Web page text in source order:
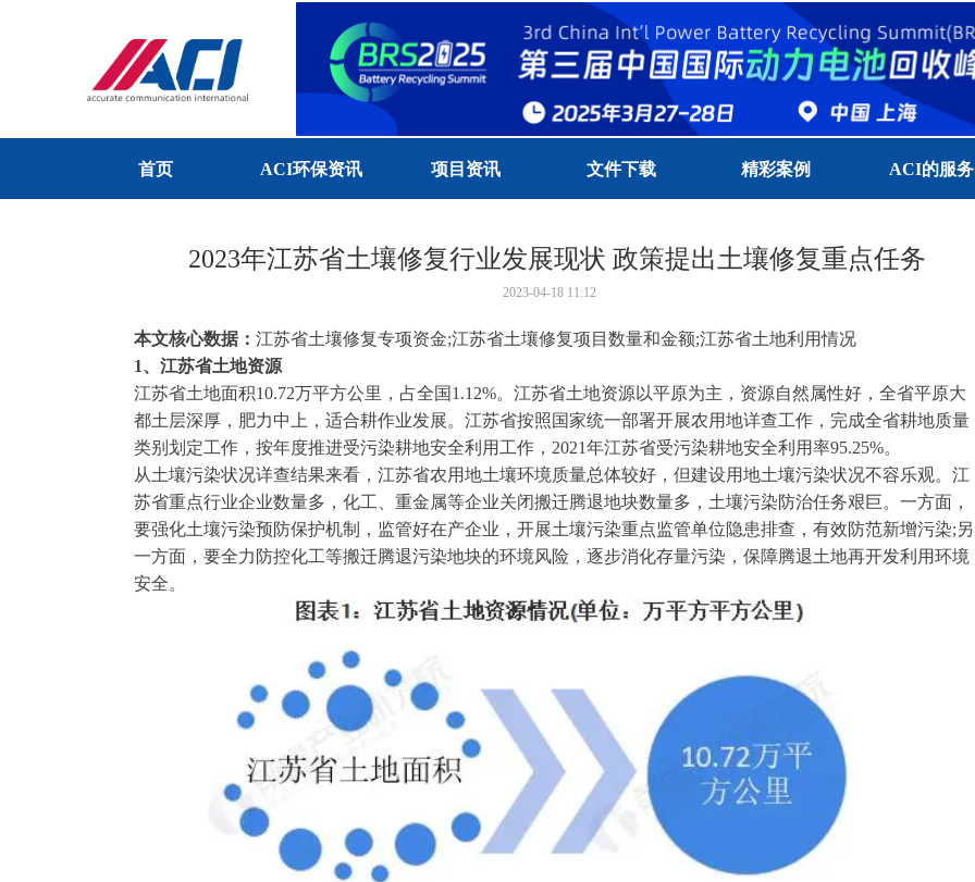
首页 ACI环保资讯 项目资讯 文件下载 精彩案例 ACI的服务
2023年江苏省土壤修复行业发展现状 政策提出土壤修复重点任务
本文核心数据： 江苏省土壤修复专项资金;江苏省土壤修复项目数量和金额;江苏省土地利用情况
1、江苏省土地资源
江苏省土地面积10.72万平方公里，占全国1.12%。江苏省土地资源以平原为主，资源自然属性好，全省平原大
都土层深厚，肥力中上，适合耕作业发展。江苏省按照国家统一部署开展农用地详查工作，完成全省耕地质量
类别划定工作，按年度推进受污染耕地安全利用工作，2021年江苏省受污染耕地安全利用率95.25%。
从土壤污染状况详查结果来看，江苏省农用地土壤环境质量总体较好，但建设用地土壤污染状况不容乐观。江
苏省重点行业企业数量多，化工、重金属等企业关闭搬迁腾退地块数量多，土壤污染防治任务艰巨。一方面，
要强化土壤污染预防保护机制，监管好在产企业，开展土壤污染重点监管单位隐患排查，有效防范新增污染;另
一方面，要全力防控化工等搬迁腾退污染地块的环境风险，逐步消化存量污染，保障腾退土地再开发利用环境
安全。
2023-04-18 11:12